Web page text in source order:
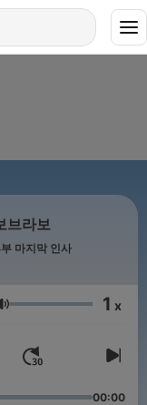
브라보
마지막 인사
Lautstärke 1 x
00:00